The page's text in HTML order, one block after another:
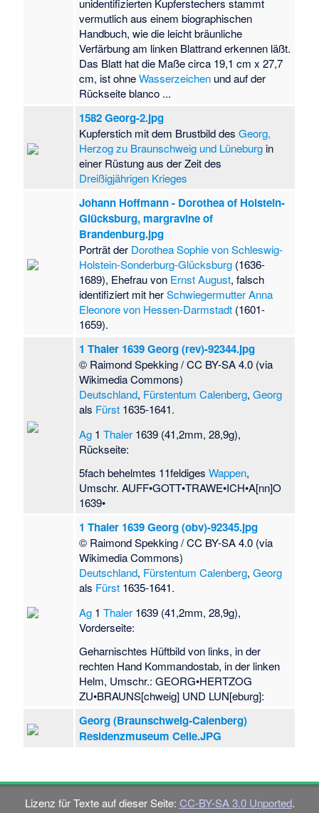
unidentifizierten Kupferstechers stammt
vermutlich aus einem biographischen
Handbuch, wie die leicht bräunliche
Verfärbung am linken Blattrand erkennen läßt.
Das Blatt hat die Maße circa 19,1 cm x 27,7
cm, ist ohneWasserzeichen und auf der
Rückseite blanco ...
1582 Georg-2.jpg
Kupferstich mit dem Brustbild desGeorg,
Herzog zu Braunschweig und Lüneburg in
einer Rüstung aus der Zeit des
Dreißigjährigen Krieges
Johann Hoffmann - Dorothea of Holstein-
Glücksburg, margravine of
Brandenburg.jpg
Porträt der Dorothea Sophie von Schleswig-
Holstein-Sonderburg-Glücksburg (1636-
1689), Ehefrau von Ernst August, falsch
identifiziert mit herSchwiegermutter Anna
Eleonore von Hessen-Darmstadt (1601-
1659).
1 Thaler 1639 Georg (rev)-92344.jpg
© Raimond Spekking / CC BY-SA 4.0 (via
Wikimedia Commons)
Deutschland, Fürstentum Calenberg,Georg
als Fürst 1635-1641.
Ag 1Thaler 1639 (41,2mm, 28,9g),
Rückseite:
5fach behelmtes 11feldigesWappen,
Umschr. AUFF•GOTT•TRAWE•ICH•A[nn]O
1639•
1 Thaler 1639 Georg (obv)-92345.jpg
© Raimond Spekking / CC BY-SA 4.0 (via
Wikimedia Commons)
Deutschland, Fürstentum Calenberg,Georg
als Fürst 1635-1641.
Ag 1Thaler 1639 (41,2mm, 28,9g),
Vorderseite:
Geharnischtes Hüftbild von links, in der
rechten Hand Kommandostab, in der linken
Helm, Umschr.: GEORG•HERTZOG
ZU•BRAUNS[chweig] UND LUN[eburg]:
Georg (Braunschweig-Calenberg)
Residenzmuseum Celle.JPG
Lizenz für Texte auf dieser Seite: CC-BY-SA 3.0 Unported.